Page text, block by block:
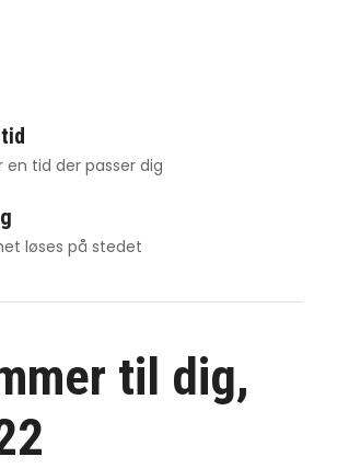
en tid der passer dig
løses på stedet
til dig,